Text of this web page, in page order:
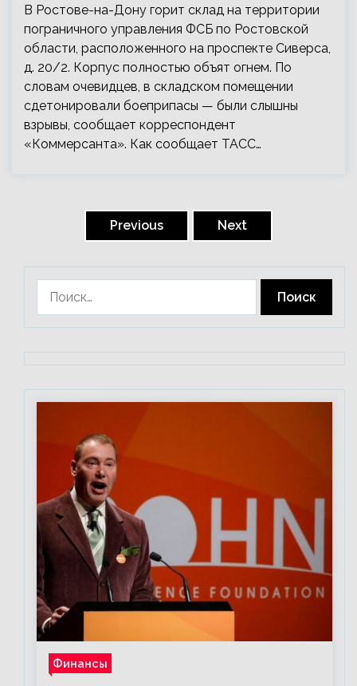
В Ростове-на-Дону горит склад на территории
пограничного управления ФСБ по Ростовской
области, расположенного на проспекте Сиверса,
д. 20/2. Корпус полностью объят огнем. По
словам очевидцев, в складском помещении
сдетонировали боеприпасы — были слышны
взрывы, сообщает корреспондент
«Коммерсанта». Как сообщает ТАСС…
Previous Next
Финансы